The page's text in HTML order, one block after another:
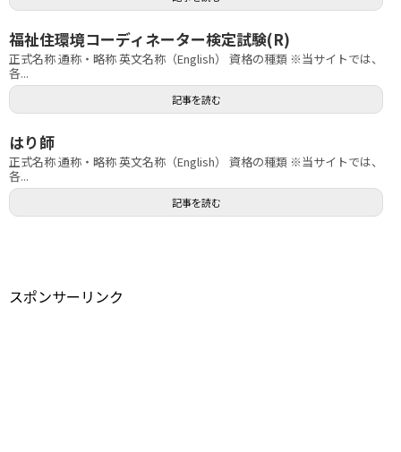
福祉住環境コーディネーター検定試験(R)
正式名称 通称・略称 英文名称（English） 資格の種類 ※当サイトでは、
各...
記事を読む
はり師
正式名称 通称・略称 英文名称（English） 資格の種類 ※当サイトでは、
各...
記事を読む
スポンサーリンク